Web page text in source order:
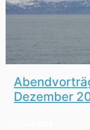
Dezember